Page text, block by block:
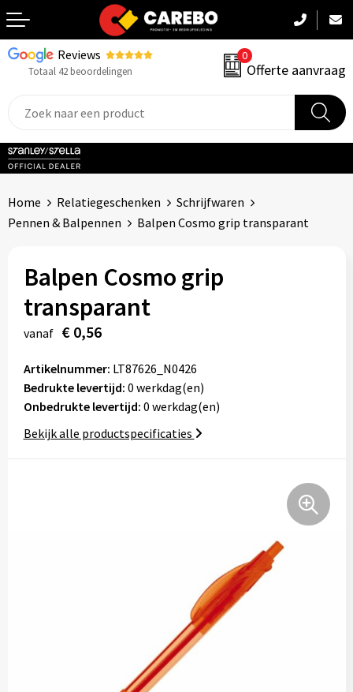
Reviews
Totaal 42 beoordelingen
0
Offerte aanvraag
Terug
Sportkleding
Handdoeken & Dekens
Kinderkleding
Tassen
Relatiegeschenken
Stickers
Home Relatiegeschenken
Schrijfwaren
Pennen & Balpennen
Balpen Cosmo grip transparant
Balpen Cosmo grip
transparant
vanaf € 0,56
Artikelnummer: LT87626_N0426
Bedrukte levertijd: 0 werkdag(en)
Onbedrukte levertijd: 0 werkdag(en)
Bekijk alle productspecificaties